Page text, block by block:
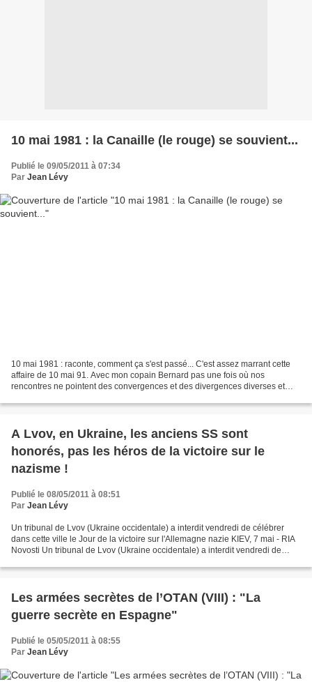
10 mai 1981 : la Canaille (le rouge) se souvient...
Publié le 09/05/2011 à 07:34
Par Jean Lévy
10 mai 1981 : raconte, comment ça s'est passé... C'est assez marrant cette
affaire de 10 mai 91. Avec mon copain Bernard pas une fois où nos
rencontres ne pointent des convergences et des divergences diverses et
A Lvov, en Ukraine, les anciens SS sont
honorés, pas les héros de la victoire sur le
nazisme !
Publié le 08/05/2011 à 08:51
Par Jean Lévy
Un tribunal de Lvov (Ukraine occidentale) a interdit vendredi de célébrer
dans cette ville le Jour de la victoire sur l'Allemagne nazie KIEV, 7 mai - RIA
Novosti Un tribunal de Lvov (Ukraine occidentale) a interdit vendredi de
Les armées secrètes de l’OTAN (VIII) : "La
guerre secrète en Espagne"
Publié le 05/05/2011 à 08:55
Par Jean Lévy